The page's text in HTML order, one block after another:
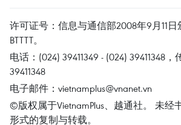
许可证号：信息与通信部2008年9月11日
BTTTT。
电话：(024) 39411349 - (024) 39411348，
39411348
电子邮件： vietnamplus@vnanet.vn
©版权属于VietnamPlus、越通社。 未经
形式的复制与转载。